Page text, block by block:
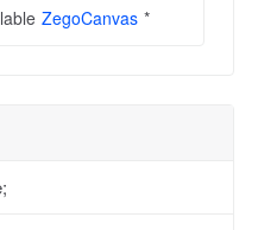
ZegoCanvas *